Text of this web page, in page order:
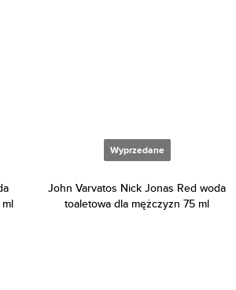
Wyprzedane
John Varvatos Nick Jonas Red woda
toaletowa dla mężczyzn 75 ml